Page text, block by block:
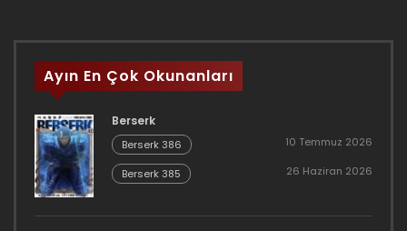
Ayın En Çok Okunanları
Berserk
Berserk 386 10 Temmuz 2026
Berserk 385 26 Haziran 2026